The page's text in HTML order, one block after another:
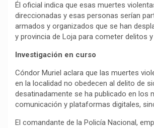
Él oficial indica que esas muertes
direccionadas y esas personas serían
armados y organizados que se han
y provincia de Loja para cometer delitos
Investigación en curso
Cóndor Muriel aclara que las muertes
en la localidad no obedecen al delito de
desatinadamente se ha publicado en los
comunicación y plataformas digitales,
El comandante de la Policía Nacional,